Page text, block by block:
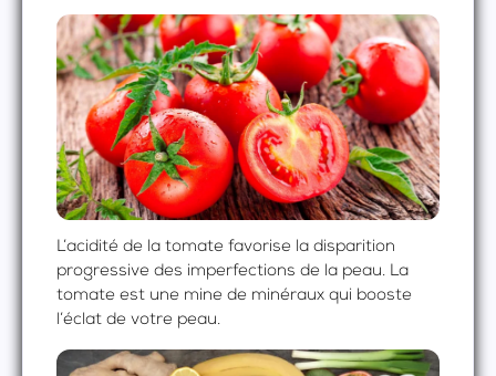
L’acidité de la tomate favorise la disparition
progressive des imperfections de la peau. La
tomate est une mine de minéraux qui booste
l’éclat de votre peau.